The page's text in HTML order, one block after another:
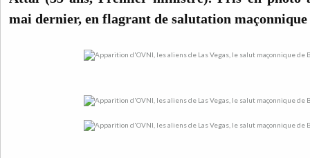
mai dernier, en flagrant de salutation maçonnique